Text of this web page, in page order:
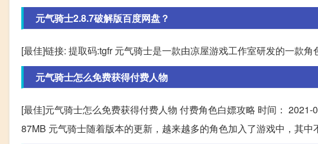
元气骑士2.8.7破解版百度网盘？
[最佳]链接: 提取码:tgfr 元气骑士是一款由凉屋游戏工作室研发的一款角
元气骑士怎么免费获得付费人物
[最佳]元气骑士怎么免费获得付费人物 付费角色白嫖攻略 时间：
87MB 元气骑士随着版本的更新，越来越多的角色加入了游戏中，其